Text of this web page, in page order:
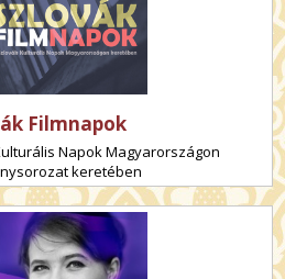
Filmnapok
Napok Magyarországon
keretében